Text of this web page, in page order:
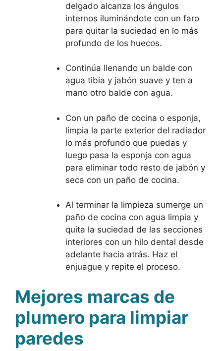
delgado alcanza los ángulos
internos iluminándote con un faro
para quitar la suciedad en lo más
profundo de los huecos.
Continúa llenando un balde con
agua tibia y jabón suave y ten a
mano otro balde con agua.
Con un paño de cocina o esponja,
limpia la parte exterior del radiador
lo más profundo que puedas y
luego pasa la esponja con agua
para eliminar todo resto de jabón y
seca con un paño de cocina.
Al terminar la limpieza sumerge un
paño de cocina con agua limpia y
quita la suciedad de las secciones
interiores con un hilo dental desde
adelante hacia atrás. Haz el
enjuague y repite el proceso.
Mejores marcas de
plumero para limpiar
paredes